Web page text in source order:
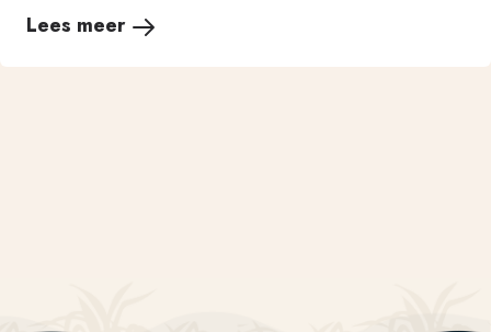
Lees meer